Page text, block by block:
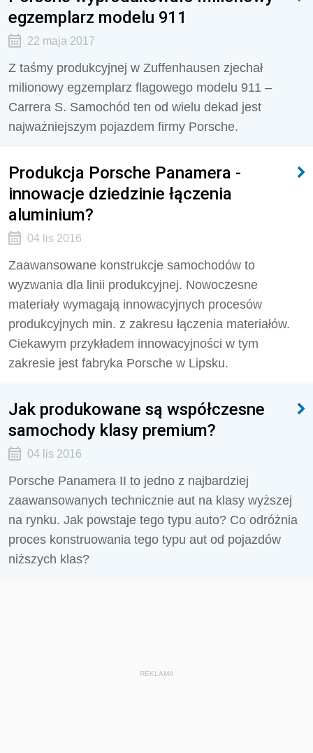
egzemplarz modelu 911
22 maja 2017
Z taśmy produkcyjnej w Zuffenhausen zjechał
milionowy egzemplarz flagowego modelu 911 –
Carrera S. Samochód ten od wielu dekad jest
najważniejszym pojazdem firmy Porsche.
Produkcja Porsche Panamera -
innowacje dziedzinie łączenia
aluminium?
04 lis 2016
Zaawansowane konstrukcje samochodów to
wyzwania dla linii produkcyjnej. Nowoczesne
materiały wymagają innowacyjnych procesów
produkcyjnych min. z zakresu łączenia materiałów.
Ciekawym przykładem innowacyjności w tym
zakresie jest fabryka Porsche w Lipsku.
Jak produkowane są współczesne
samochody klasy premium?
04 lis 2016
Porsche Panamera II to jedno z najbardziej
zaawansowanych technicznie aut na klasy wyższej
na rynku. Jak powstaje tego typu auto? Co odróżnia
proces konstruowania tego typu aut od pojazdów
niższych klas?
REKLAMA